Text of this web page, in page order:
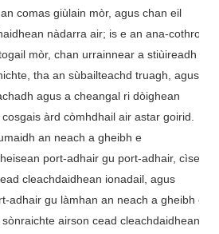
comas giùlain mòr, agus chan eil
nàdarra air; is e an ana-cothrom
mòr, chan urrainnear a stiùireadh
tha an sùbailteachd truagh, agus
agus a cheangal ri dòighean
àrd còmhdhail air astar goirid.
an neach a gheibh e
port-adhair gu port-adhair, cìsean
cleachdaidhean ionadail, agus
adhair gu làmhan an neach a gheibh e.
airson cead cleachdaidhean